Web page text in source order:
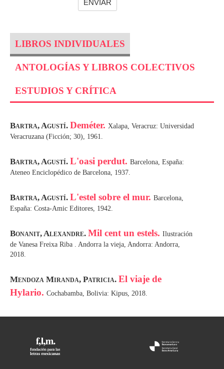
LIBROS INDIVIDUALES
ANTOLOGÍAS Y LIBROS COLECTIVOS
ESTUDIOS Y CRÍTICA
Bartra, Agustí. Deméter. Xalapa, Veracruz: Universidad
Veracruzana (Ficción; 30), 1961.
Bartra, Agustí. L'oasi perdut. Barcelona, España:
Ateneo Enciclopédico de Barcelona, 1937.
Bartra, Agustí. L'estel sobre el mur. Barcelona,
España: Costa-Amic Editores, 1942.
Bonanit, Alexandre. Mil cent un estels. Ilustración
de Vanesa Freixa Riba . Andorra la vieja, Andorra: Andorra,
2018.
Mendoza Miranda, Patricia. El viaje de
Hylario. Cochabamba, Bolivia: Kipus, 2018.